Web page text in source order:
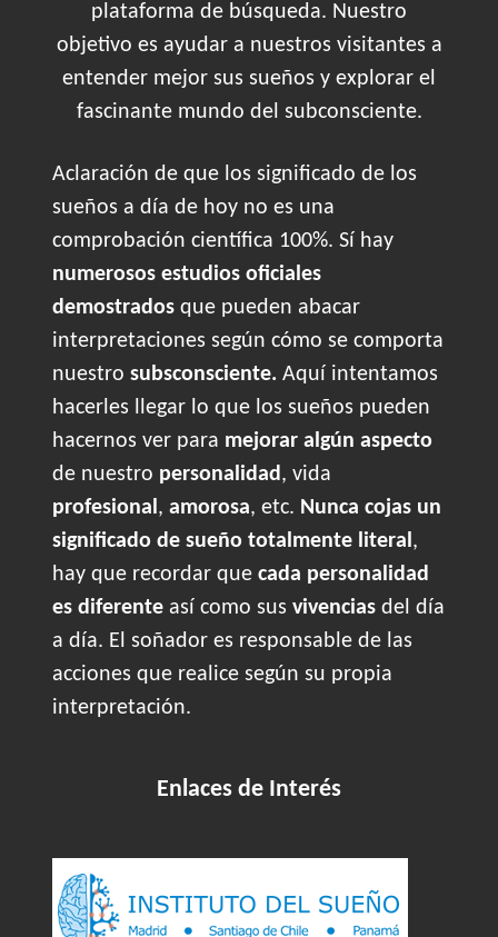
plataforma de búsqueda. Nuestro
objetivo es ayudar a nuestros visitantes a
entender mejor sus sueños y explorar el
fascinante mundo del subconsciente.
Aclaración de que los significado de los
sueños a día de hoy no es una
comprobación científica 100%. Sí hay
numerosos estudios oficiales
demostrados que pueden abacar
interpretaciones según cómo se comporta
nuestro subsconsciente. Aquí intentamos
hacerles llegar lo que los sueños pueden
hacernos ver para mejorar algún aspecto
de nuestro personalidad, vida
profesional, amorosa, etc. Nunca cojas un
significado de sueño totalmente literal,
hay que recordar que cada personalidad
es diferente así como sus vivencias del día
a día. El soñador es responsable de las
acciones que realice según su propia
interpretación.
Enlaces de Interés